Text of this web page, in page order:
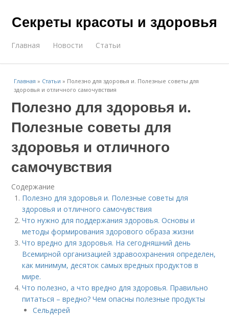
Секреты красоты и здоровья
Главная Новости Статьи
Главная » Статьи » Полезно для здоровья и. Полезные советы для
здоровья и отличного самочувствия
Полезно для здоровья и.
Полезные советы для
здоровья и отличного
самочувствия
Содержание
Полезно для здоровья и. Полезные советы для
здоровья и отличного самочувствия
Что нужно для поддержания здоровья. Основы и
методы формирования здорового образа жизни
Что вредно для здоровья. На сегодняшний день
Всемирной организацией здравоохранения определен,
как минимум, десяток самых вредных продуктов в
мире.
Что полезно, а что вредно для здоровья. Правильно
питаться – вредно? Чем опасны полезные продукты
Сельдерей